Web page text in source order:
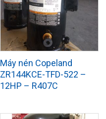
Máy nén Copeland
ZR144KCE-TFD-522 –
12HP – R407C